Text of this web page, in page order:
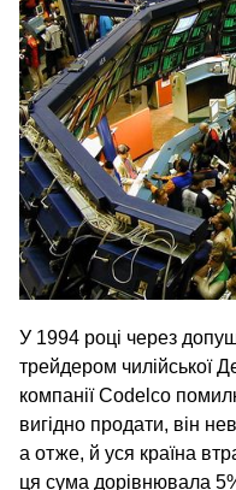
У 1994 році через
трейдером чилійської
компанії Codelco
вигідно продати, він
а отже, й уся країна
ця сума дорівнювала